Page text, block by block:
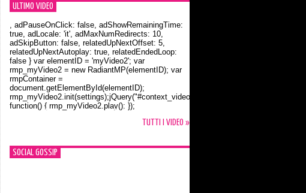
ULTIMO VIDEO
Orlando Bloom e la t-shirt dedicata a Flynn
, adPauseOnClick: false, adShowRemainingTime:
true, adLocale: 'it', adMaxNumRedirects: 10,
adSkipButton: false, relatedUpNextOffset: 5,
relatedUpNextAutoplay: true, relatedEndedLoop:
false } var elementID = 'myVideo2'; var
rmp_myVideo2 = new RadiantMP(elementID); var
rmpContainer =
document.getElementById(elementID);
rmp_myVideo2.init(settings);jQuery("#context_video2").one("mouseover",
function() { rmp_myVideo2.play(); });
TUTTI I VIDEO »
SOCIAL GOSSIP